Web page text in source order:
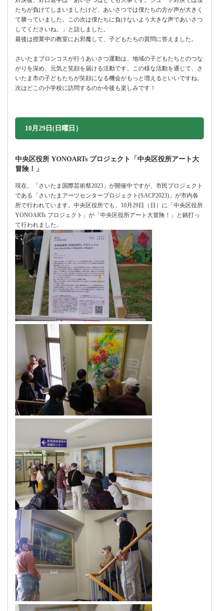
たちが負けてしまいましたけど、あいさつでは僕たちの方が声が大きく
て勝っていました。この次は僕たちに負けないよう大きな声であいさつ
してくださいね。」と話しました。
最後は授業中の教室にお邪魔して、子どもたちの質問に答えました。
さいたまブロンコスが行うあいさつ運動は、地域の子どもたちとのつな
がりを深め、元気と笑顔を届ける活動です。この様な活動を通じて、さ
いたま市の子どもたちが笑顔になる機会がもっと増えるといいですね。
次はどこの小学校に訪問するのか今後も楽しみです！
10月29日(日曜日）
中央区役所 YONOARTs プロジェクト「中央区役所アート大
冒険！」
現在、「さいたま国際芸術祭2023」が開催中ですが、市民プロジェクト
である「さいたまアーツセンタープロジェクト(SACP2023)」が市内各
所で行われています。中央区役所でも、10月29日（日）に「中央区役所
YONOARTs プロジェクト」が「中央区役所アート大冒険！」と銘打っ
て行われました。